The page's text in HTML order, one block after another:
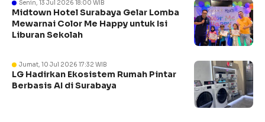
Senin, 13 Jul 2026 18:00 WIB
Midtown Hotel Surabaya Gelar Lomba
Mewarnai Color Me Happy untuk Isi
Liburan Sekolah
Jumat, 10 Jul 2026 17:32 WIB
LG Hadirkan Ekosistem Rumah Pintar
Berbasis AI di Surabaya